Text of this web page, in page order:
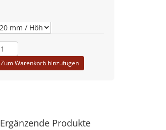
Zum Warenkorb hinzufügen
Ergänzende Produkte